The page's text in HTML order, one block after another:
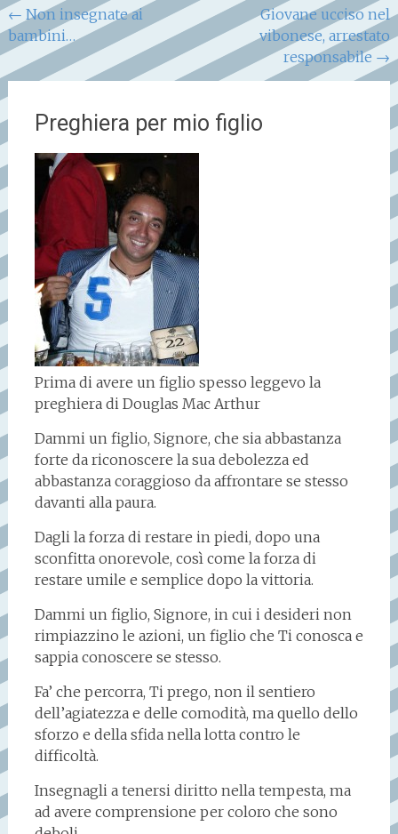
Navigazione
articoli
← Non insegnate ai
bambini…
Giovane ucciso nel
vibonese, arrestato
responsabile →
Preghiera per mio figlio
Prima di avere un figlio spesso leggevo la
preghiera di Douglas Mac Arthur
Dammi un figlio, Signore, che sia abbastanza
forte da riconoscere la sua debolezza ed
abbastanza coraggioso da affrontare se stesso
davanti alla paura.
Dagli la forza di restare in piedi, dopo una
sconfitta onorevole, così come la forza di
restare umile e semplice dopo la vittoria.
Dammi un figlio, Signore, in cui i desideri non
rimpiazzino le azioni, un figlio che Ti conosca e
sappia conoscere se stesso.
Fa’ che percorra, Ti prego, non il sentiero
dell’agiatezza e delle comodità, ma quello dello
sforzo e della sfida nella lotta contro le
difficoltà.
Insegnagli a tenersi diritto nella tempesta, ma
ad avere comprensione per coloro che sono